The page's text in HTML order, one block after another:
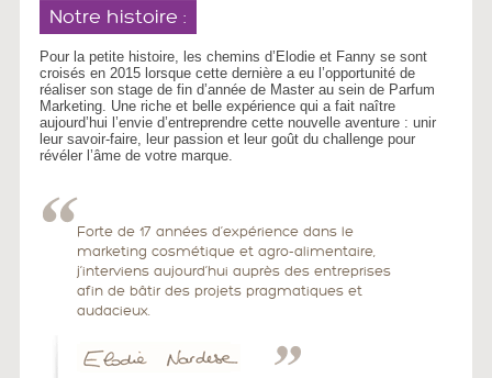
Notre histoire :
Pour la petite histoire, les chemins d’Elodie et Fanny se sont
croisés en 2015 lorsque cette dernière a eu l’opportunité de
réaliser son stage de fin d’année de Master au sein de Parfum
Marketing. Une riche et belle expérience qui a fait naître
aujourd’hui l’envie d’entreprendre cette nouvelle aventure : unir
leur savoir-faire, leur passion et leur goût du challenge pour
révéler l’âme de votre marque.
Forte de 17 années d’expérience dans le
marketing cosmétique et agro-alimentaire,
j’interviens aujourd’hui auprès des entreprises
afin de bâtir des projets pragmatiques et
audacieux.